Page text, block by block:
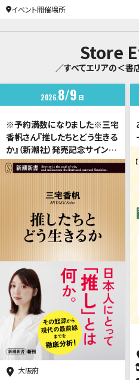
イベント開催場所
Store
／すべてエリアの＜書
2026 8 9 日
※予約満数になりました※三宅
香帆さん『推したちとどう生きる
か』（新潮社）発売記念サイン
会 ご予約受付中！
大阪府